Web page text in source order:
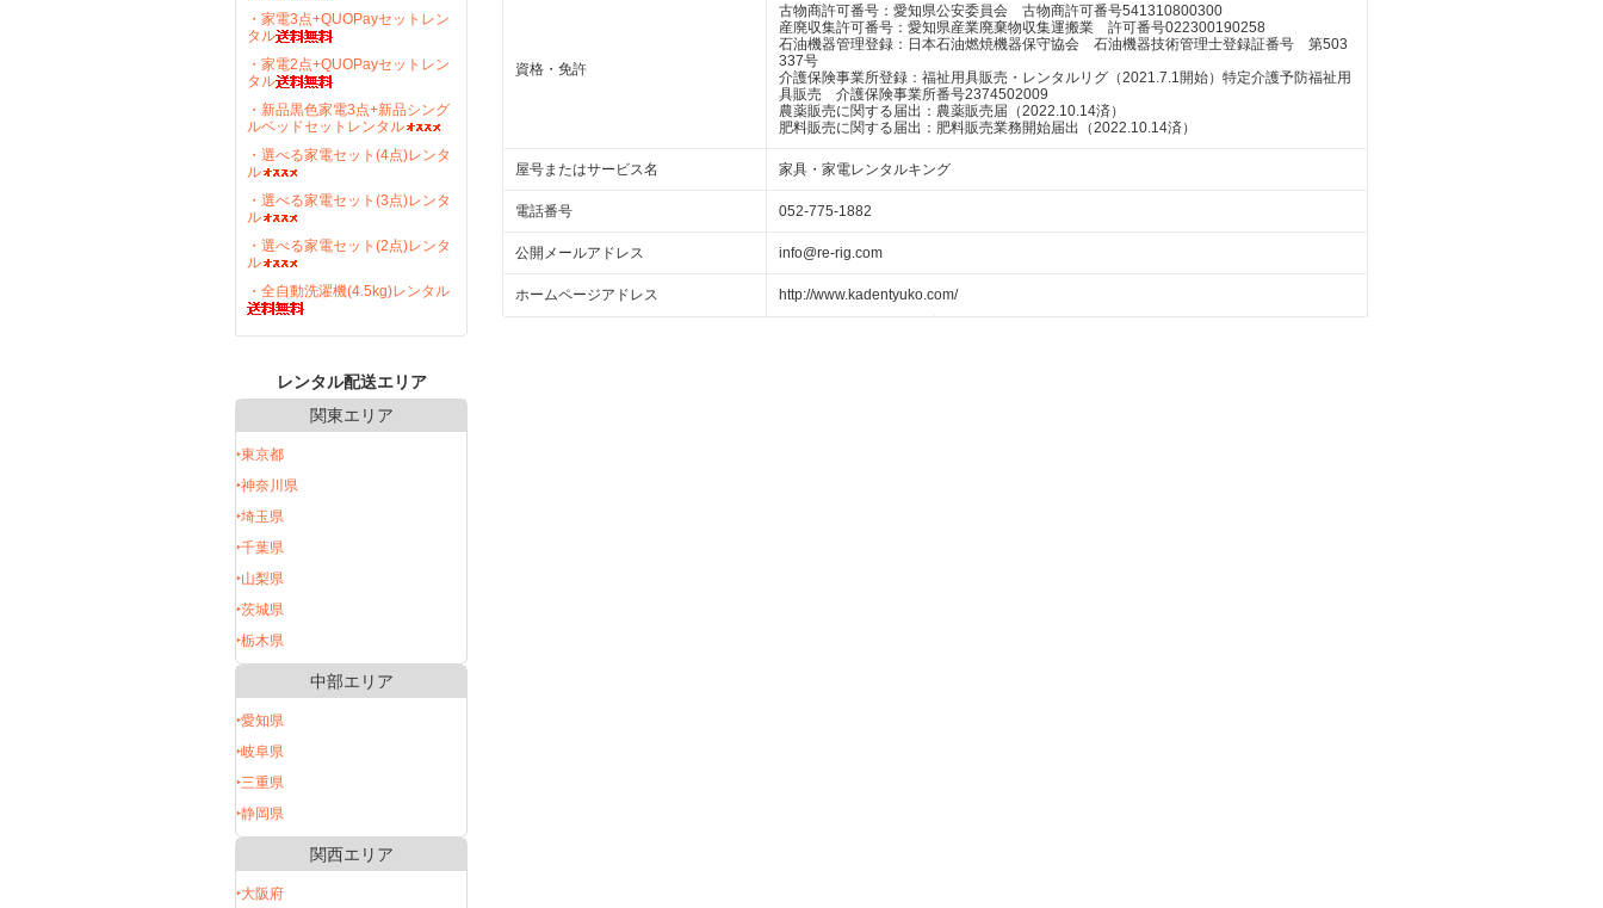
・家電3点+QUOPayセットレン
タル
・家電2点+QUOPayセットレン
タル
・新品黒色家電3点+新品シング
ルベッドセットレンタル
・選べる家電セット(4点)レンタ
ル
・選べる家電セット(3点)レンタ
ル
・選べる家電セット(2点)レンタ
ル
・全自動洗濯機(4.5kg)レンタル
レンタル配送エリア
関東エリア
‣東京都
‣神奈川県
‣埼玉県
‣千葉県
‣山梨県
‣茨城県
‣栃木県
中部エリア
‣愛知県
‣岐阜県
‣三重県
‣静岡県
関西エリア
‣大阪府
資格・免許
古物商許可番号：愛知県公安委員会 古物商許可番号541310800300
産廃収集許可番号：愛知県産業廃棄物収集運搬業 許可番号022300190258
石油機器管理登録：日本石油燃焼機器保守協会 石油機器技術管理士登録証番号 第503
337号
介護保険事業所登録：福祉用具販売・レンタルリグ（2021.7.1開始）特定介護予防福祉用
具販売 介護保険事業所番号2374502009
農薬販売に関する届出：農薬販売届（2022.10.14済）
肥料販売に関する届出：肥料販売業務開始届出（2022.10.14済）
屋号またはサービス名 家具・家電レンタルキング
電話番号 052-775-1882
公開メールアドレス info@re-rig.com
ホームページアドレス http://www.kadentyuko.com/